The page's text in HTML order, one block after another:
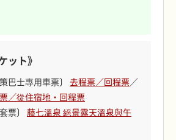
ット》
巴士專用車票〕 去程票／回程票／
／從住宿地・回程票
票〕 藤七溫泉 絕景露天溫泉與午